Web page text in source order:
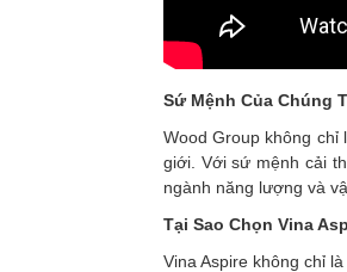
Sứ Mệnh Của Chúng
Wood Group không
giới. Với sứ mệnh cải
ngành năng lượng và
Tại Sao Chọn Vina
Vina Aspire không chỉ